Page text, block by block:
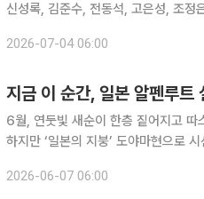
신성록, 김준수, 전동석, 고은성, 조
동안 단 한 사람만을 사랑한 드
2026-07-04 06:00
지금 이 순간, 일본 알펜루트
6월, 연둣빛 새순이 한층 짙어지고 따
하지만 ‘일본의 지붕’ 도야마현으로
까운 시간을 아득한 눈 속에 파묻혀
2026-06-07 06:00